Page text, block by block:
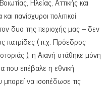
πανίσχυροι πολιτικοί
δυο της περιοχής μας – δεν
πατρίδες ( π.χ. Πρόεδρος
), η Αιανή στάθηκε μόνη
που επέβαλε η εθνική
να ισοπέδωσε τις